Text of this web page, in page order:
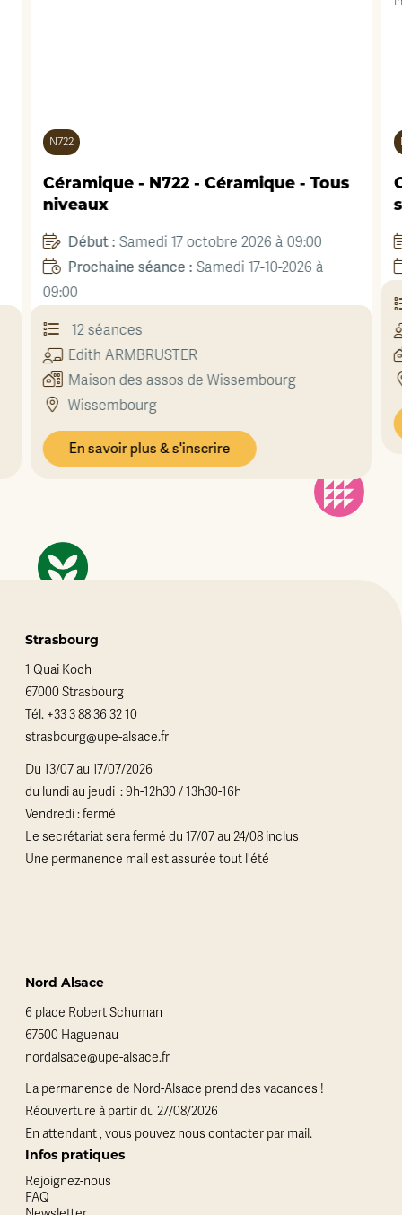
N722
Céramique - N722 - Céramique - Tous
niveaux
Début : Samedi 17 octobre 2026 à 09:00
Prochaine séance : Samedi 17-10-2026 à
09:00
12 séances
Edith ARMBRUSTER
Maison des assos de Wissembourg
Wissembourg
En savoir plus & s'inscrire
Strasbourg
1 Quai Koch
67000 Strasbourg
Tél. +33 3 88 36 32 10
strasbourg@upe-alsace.fr
Du 13/07 au 17/07/2026
du lundi au jeudi : 9h-12h30 / 13h30-16h
Vendredi : fermé
Le secrétariat sera fermé du 17/07 au 24/08 inclus
Une permanence mail est assurée tout l'été
Nord Alsace
6 place Robert Schuman
67500 Haguenau
nordalsace@upe-alsace.fr
La permanence de Nord-Alsace prend des vacances !
Réouverture à partir du 27/08/2026
En attendant , vous pouvez nous contacter par mail.
Infos pratiques
Rejoignez-nous
FAQ